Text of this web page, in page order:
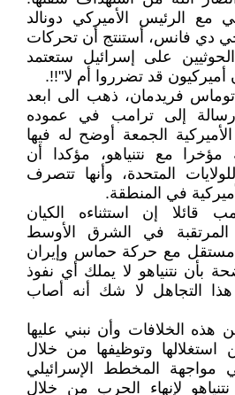
مع الرئيس الأميركي دونالد
دي فانس، أستنتج أن تحركات
على إسرائيل ستعتمد
قد تضرروا أم لا"!!.
توماس فريدمان، ذهب الى ابعد
إلى ترامب في عموده
الجمعة أوضح له فيها
مؤخرا مع نتنياهو، مؤكدا أن
المتحدة، وأنها تتصرف
في المنطقة.
قائلا إن استثناءه الكيان
المرتقبة في الشرق الأوسط
مع حركة حماس وإيران
بأن نتنياهو لا يملك أي نفوذ
التجاهل لا شك أنه أصاب
من هذه الخلافات وأن نبني عليها
استغلالها وتوظيفها من خلال
المخطط الإسرائيلي
لإنهاء الحرب من خلال